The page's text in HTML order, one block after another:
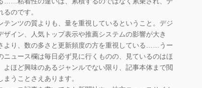
のです。
ンツの質よりも、量を重視しているということ。デジ
イン、人気トップ表示や推薦システムの影響が大き
より、数の多さと更新頻度の方を重視している……うー
ュース欄は毎日必ず見に行くものの、見ているのはほ
ほど興味のあるジャンルでない限り、記事本体まで閲
うことさえあります。